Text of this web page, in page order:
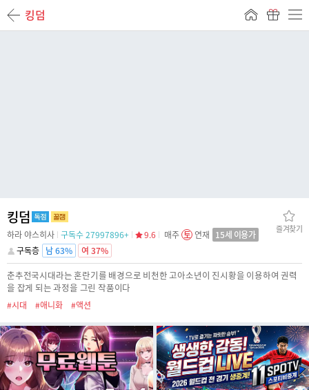
킹덤
즐겨찾기
킹덤
하라 야스히사 구독수 27997896+ 9.6 매주 토 연재 15세 이용가
구독층 남 63% 여 37%
춘추전국시대라는 혼란기를 배경으로 비천한 고아소년이 진시황을 이용하여 권력
을 잡게 되는 과정을 그린 작품이다
#시대 #애니화 #액션